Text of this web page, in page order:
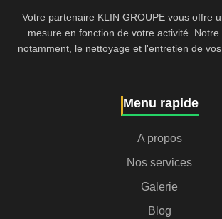
Votre partenaire KLIN GROUPE vous offre
mesure en fonction de votre activité.
notamment, le nettoyage et l'entretien de
Menu rapide
A propos
Nos services
Galerie
Blog